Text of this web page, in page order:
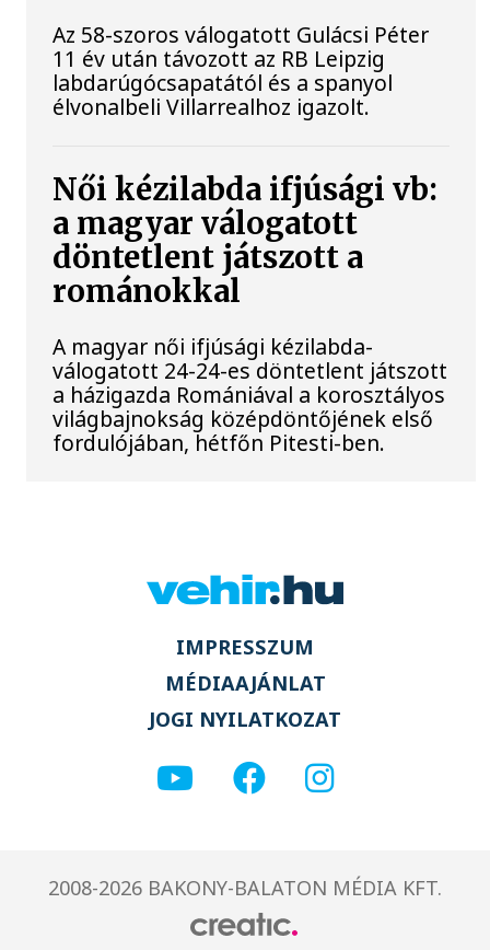
Az 58-szoros válogatott Gulácsi Péter
11 év után távozott az RB Leipzig
labdarúgócsapatától és a spanyol
élvonalbeli Villarrealhoz igazolt.
Női kézilabda ifjúsági vb:
a magyar válogatott
döntetlent játszott a
románokkal
A magyar női ifjúsági kézilabda-
válogatott 24-24-es döntetlent játszott
a házigazda Romániával a korosztályos
világbajnokság középdöntőjének első
fordulójában, hétfőn Pitesti-ben.
IMPRESSZUM
MÉDIAAJÁNLAT
JOGI NYILATKOZAT
2008-2026 BAKONY-BALATON MÉDIA KFT.